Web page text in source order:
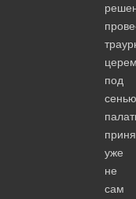
под
сенью
уже
не
сам